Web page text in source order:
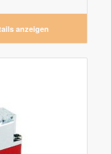
anzeigen